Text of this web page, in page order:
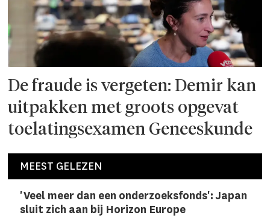
De fraude is vergeten: Demir kan
uitpakken met groots opgevat
toelatingsexamen Geneeskunde
MEEST GELEZEN
'Veel meer dan een onderzoeks­fonds': Japan
sluit zich aan bij Horizon Europe